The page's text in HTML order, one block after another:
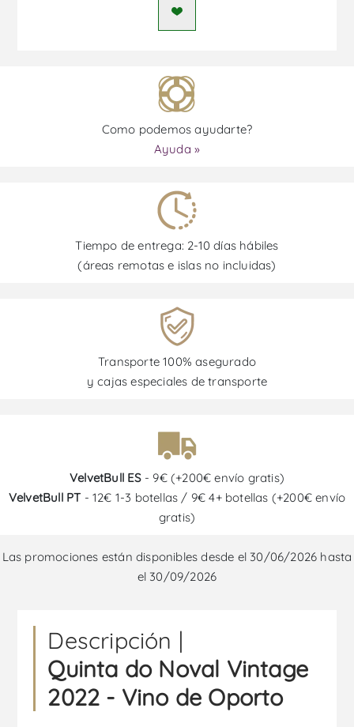
Como podemos ayudarte?
Ayuda »
Tiempo de entrega: 2-10 días hábiles
(áreas remotas e islas no incluidas)
Transporte 100% asegurado
y cajas especiales de transporte
VelvetBull ES- 9€ (+200€ envío gratis)
VelvetBull PT - 12€ 1-3 botellas / 9€ 4+ botellas (+200€ envío
gratis)
Las promociones están disponibles desde el 30/06/2026 hasta
el 30/09/2026
Descripción |
Quinta do Noval Vintage
2022 - Vino de Oporto